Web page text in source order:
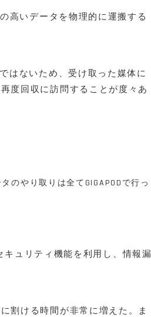
高いデータを物理的に運搬する
はないため、受け取った媒体に
度回収に訪問することが度々あ
のやり取りは全てGIGAPODで行っ
キュリティ機能を利用し、情報漏
割ける時間が非常に増えた。ま